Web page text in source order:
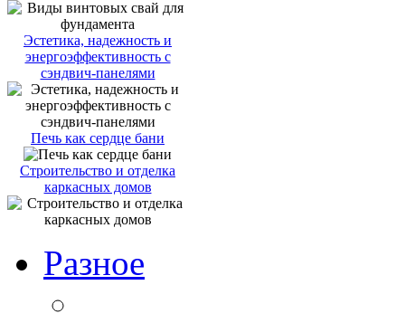
Эстетика, надежность и
энергоэффективность с
сэндвич-панелями
Печь как сердце бани
Строительство и отделка
каркасных домов
Разное